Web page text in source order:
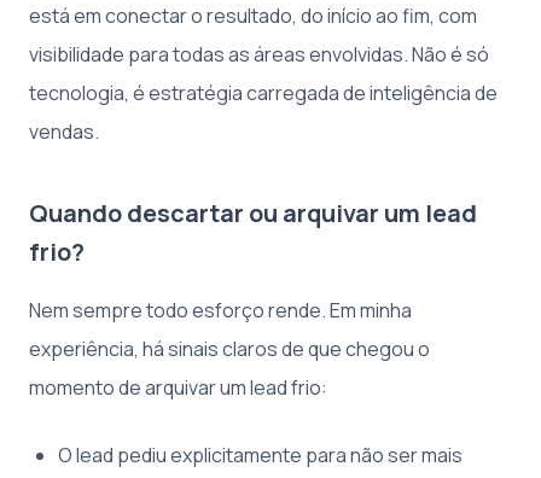
está em conectar o resultado, do início ao fim, com
visibilidade para todas as áreas envolvidas. Não é só
tecnologia, é estratégia carregada de inteligência de
vendas.
Quando descartar ou arquivar um lead
frio?
Nem sempre todo esforço rende. Em minha
experiência, há sinais claros de que chegou o
momento de arquivar um lead frio:
O lead pediu explicitamente para não ser mais